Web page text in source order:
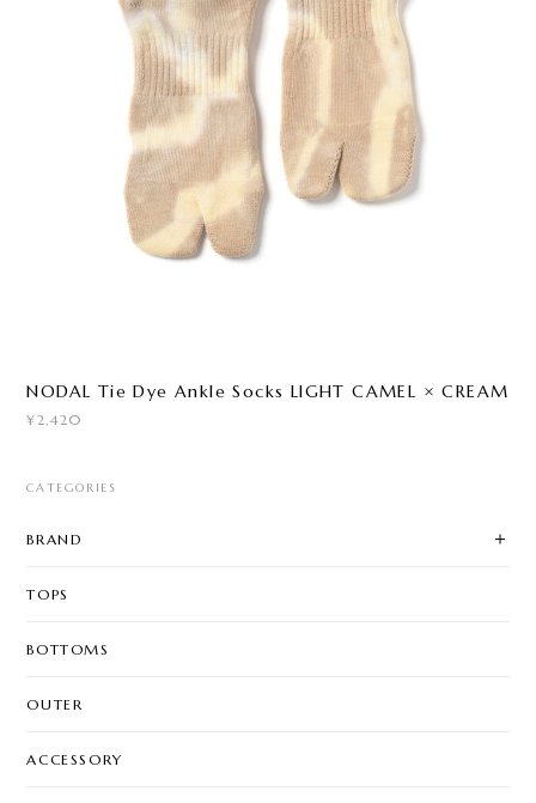
NODAL Tie Dye Ankle Socks LIGHT CAMEL × CREAM
¥2,420
CATEGORIES
BRAND
TOPS
BOTTOMS
OUTER
ACCESSORY